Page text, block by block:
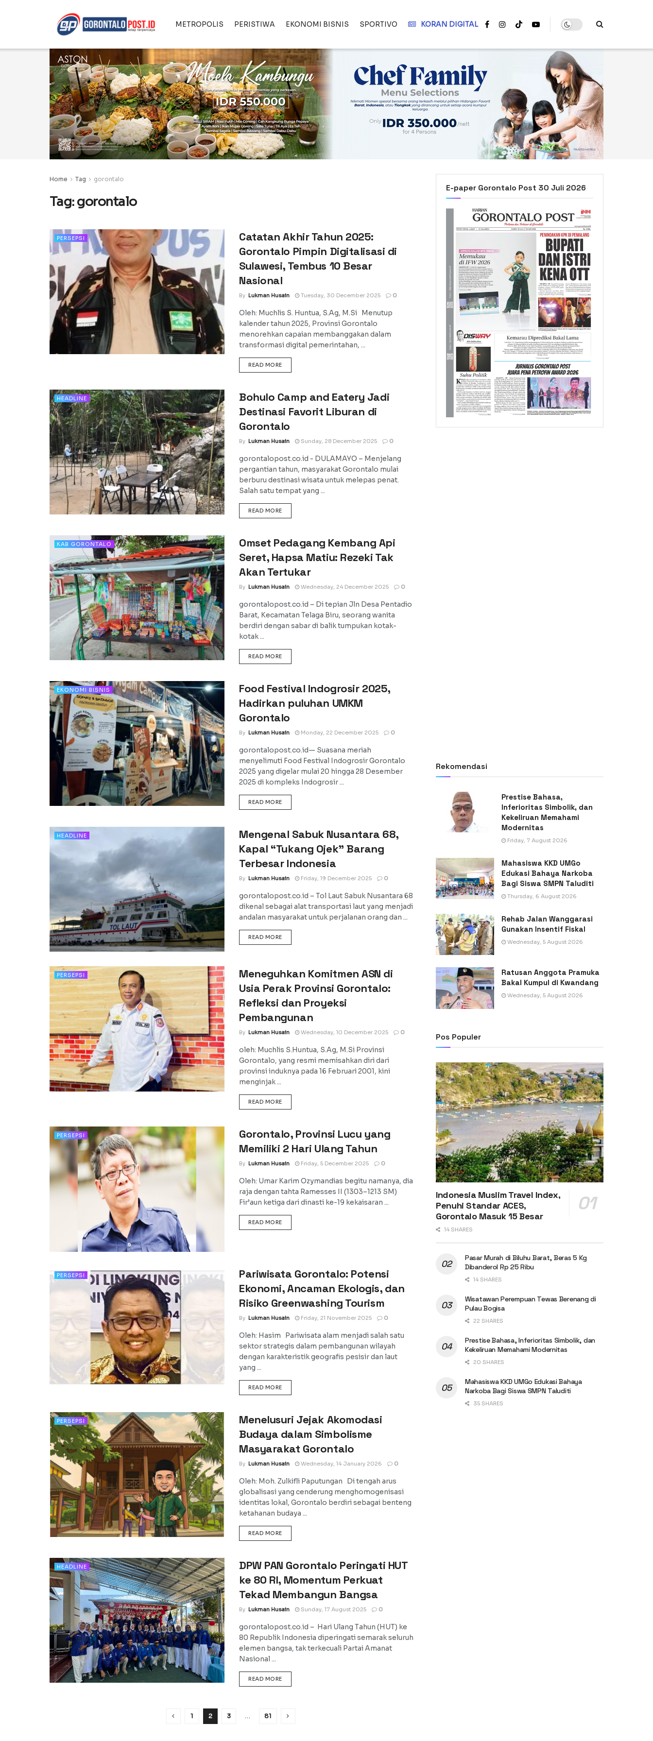
METROPOLIS PERISTIWA EKONOMI BISNIS SPORTIVO KORAN DIGITAL
Home Tag gorontalo
Tag:gorontalo
PERSEPSI
Catatan Akhir Tahun 2025:
Gorontalo Pimpin Digitalisasi di
Sulawesi, Tembus 10 Besar
Nasional
By Lukman Husain Tuesday, 30 December 2025 0
Oleh: Muchlis S. Huntua, S.Ag, M.Si Menutup
kalender tahun 2025, Provinsi Gorontalo
menorehkan capaian membanggakan dalam
transformasi digital pemerintahan, ...
READ MOREDETAILS
HEADLINE
Bohulo Camp and Eatery Jadi
Destinasi Favorit Liburan di
Gorontalo
By Lukman Husain Sunday, 28 December 2025 0
gorontalopost.co.id - DULAMAYO – Menjelang
pergantian tahun, masyarakat Gorontalo mulai
berburu destinasi wisata untuk melepas penat.
Salah satu tempat yang ...
READ MOREDETAILS
KAB GORONTALO
Omset Pedagang Kembang Api
Seret, Hapsa Matiu: Rezeki Tak
Akan Tertukar
By Lukman Husain Wednesday, 24 December 2025 0
gorontalopost.co.id – Di tepian Jln Desa Pentadio
Barat, Kecamatan Telaga Biru, seorang wanita
berdiri dengan sabar di balik tumpukan kotak-
kotak ...
READ MOREDETAILS
EKONOMI BISNIS
Food Festival Indogrosir 2025,
Hadirkan puluhan UMKM
Gorontalo
By Lukman Husain Monday, 22 December 2025 0
gorontalopost.co.id— Suasana meriah
menyelimuti Food Festival Indogrosir Gorontalo
2025 yang digelar mulai 20 hingga 28 Desember
2025 di kompleks Indogrosir ...
READ MOREDETAILS
HEADLINE
Mengenal Sabuk Nusantara 68,
Kapal “Tukang Ojek” Barang
Terbesar Indonesia
By Lukman Husain Friday, 19 December 2025 0
gorontalopost.co.id – Tol Laut Sabuk Nusantara 68
dikenal sebagai alat transportasi laut yang menjadi
andalan masyarakat untuk perjalanan orang dan ...
READ MOREDETAILS
PERSEPSI
Meneguhkan Komitmen ASN di
Usia Perak Provinsi Gorontalo:
Refleksi dan Proyeksi
Pembangunan
By Lukman Husain Wednesday, 10 December 2025 0
oleh: Muchlis S.Huntua, S.Ag, M.Si Provinsi
Gorontalo, yang resmi memisahkan diri dari
provinsi induknya pada 16 Februari 2001, kini
menginjak ...
READ MOREDETAILS
PERSEPSI
Gorontalo, Provinsi Lucu yang
Memiliki 2 Hari Ulang Tahun
By Lukman Husain Friday, 5 December 2025 0
Oleh: Umar Karim Ozymandias begitu namanya, dia
raja dengan tahta Ramesses II (1303–1213 SM)
Fir’aun ketiga dari dinasti ke-19 kekaisaran ...
READ MOREDETAILS
PERSEPSI
Pariwisata Gorontalo: Potensi
Ekonomi, Ancaman Ekologis, dan
Risiko Greenwashing Tourism
By Lukman Husain Friday, 21 November 2025 0
Oleh: Hasim Pariwisata alam menjadi salah satu
sektor strategis dalam pembangunan wilayah
dengan karakteristik geografis pesisir dan laut
yang ...
READ MOREDETAILS
PERSEPSI
Menelusuri Jejak Akomodasi
Budaya dalam Simbolisme
Masyarakat Gorontalo
By Lukman Husain Wednesday, 14 January 2026 0
Oleh: Moh. Zulkifli Paputungan Di tengah arus
globalisasi yang cenderung menghomogenisasi
identitas lokal, Gorontalo berdiri sebagai benteng
ketahanan budaya ...
READ MOREDETAILS
HEADLINE
DPW PAN Gorontalo Peringati HUT
ke 80 RI, Momentum Perkuat
Tekad Membangun Bangsa
By Lukman Husain Sunday, 17 August 2025 0
gorontalopost.co.id – Hari Ulang Tahun (HUT) ke
80 Republik Indonesia diperingati semarak seluruh
elemen bangsa, tak terkecuali Partai Amanat
Nasional ...
READ MOREDETAILS
1 2 3 … 81
E-paper Gorontalo Post 30 Juli 2026
Rekomendasi
Prestise Bahasa,
Inferioritas Simbolik, dan
Kekeliruan Memahami
Modernitas
Friday, 7 August 2026
Mahasiswa KKD UMGo
Edukasi Bahaya Narkoba
Bagi Siswa SMPN Taluditi
Thursday, 6 August 2026
Rehab Jalan Wanggarasi
Gunakan Insentif Fiskal
Wednesday, 5 August 2026
Ratusan Anggota Pramuka
Bakal Kumpul di Kwandang
Wednesday, 5 August 2026
Pos Populer
Indonesia Muslim Travel Index,
Penuhi Standar ACES,
Gorontalo Masuk 15 Besar
14 SHARES
Pasar Murah di Biluhu Barat, Beras 5 Kg
Dibanderol Rp 25 Ribu
14 SHARES
Wisatawan Perempuan Tewas Berenang di
Pulau Bogisa
22 SHARES
Prestise Bahasa, Inferioritas Simbolik, dan
Kekeliruan Memahami Modernitas
20 SHARES
Mahasiswa KKD UMGo Edukasi Bahaya
Narkoba Bagi Siswa SMPN Taluditi
35 SHARES